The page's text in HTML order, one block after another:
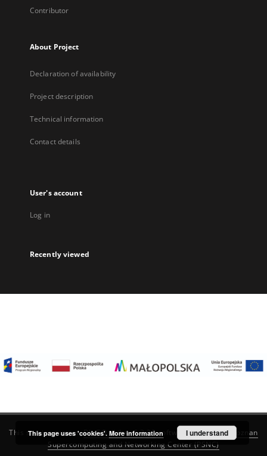
Contributor
About Project
Declaration of availability
Project description
Technical information
Contact details
User's account
Log in
Recently viewed
This service runs onDInGO dLibra 6.3.22software created by
Poznan
Supercomputing and Networking Center (PSNC)
This page uses 'cookies'. More information I understand